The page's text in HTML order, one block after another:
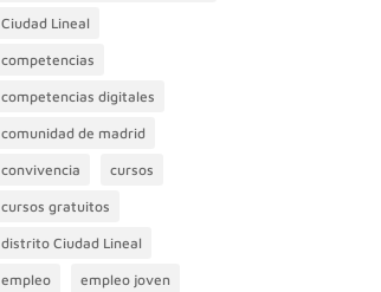
Ciudad Lineal
competencias
competencias digitales
comunidad de madrid
convivencia cursos
cursos gratuitos
distrito Ciudad Lineal
empleo empleo joven